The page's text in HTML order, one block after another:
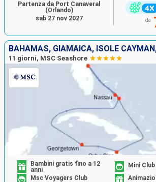
da
Partenza da Port Canaveral
(Orlando)
sab 27 nov 2027
BAHAMAS, GIAMAICA, ISOLE
11 giorni, MSC Seashore
Bambini gratis fino a 12
anni
Mini
Msc Voyagers Club